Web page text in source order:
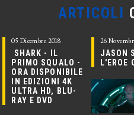
ARTICOLI
05 Dicembre 2018
SHARK - IL
PRIMO SQUALO -
ORA DISPONIBILE
IN EDIZIONI 4K
ULTRA HD, BLU-
RAY E DVD
26
JASON
L'EROE